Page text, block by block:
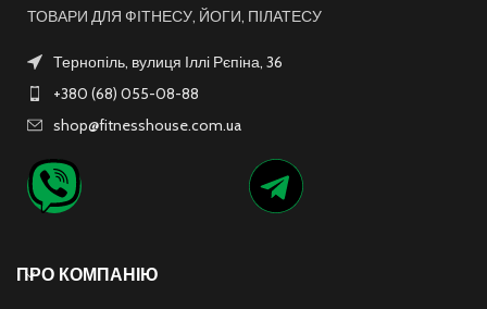
ТОВАРИ ДЛЯ ФІТНЕСУ, ЙОГИ, ПІЛАТЕСУ
Тернопіль, вулиця Іллі Рєпіна, 36
+380 (68) 055-08-88
shop@fitnesshouse.com.ua
ПРО КОМПАНІЮ